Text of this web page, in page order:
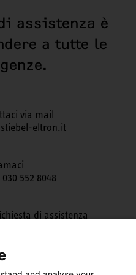
assistenza è
a tutte le
via mail
eltron.it
552 8048
di assistenza